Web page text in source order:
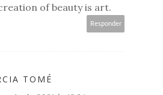
of beauty is art.
Responder
TOMÉ